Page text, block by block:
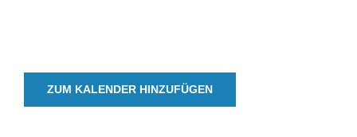
ZUM KALENDER HINZUFÜGEN